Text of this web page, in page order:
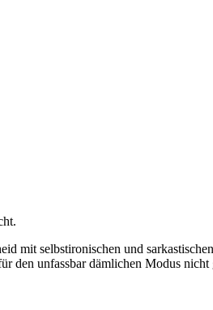
mit selbstironischen und
den unfassbar dämlichen Modus